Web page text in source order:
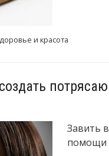
и красота
Завить
помощи